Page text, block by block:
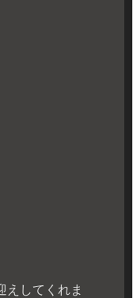
えしてくれま